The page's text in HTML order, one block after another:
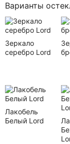
Варианты
Зеркало
серебро Lord
Лакобель
Белый Lord